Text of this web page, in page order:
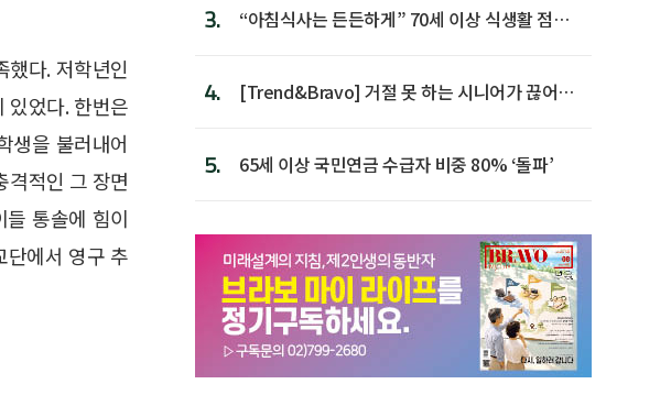
다. 저학년인
있었다. 한번은
생을 불러내어
격적인 그 장면
통솔에 힘이
단에서 영구 추
3.
“아침식사는 든든하게” 70세 이상 식생활 점수
4.
[Trend&Bravo] 거절 못 하는 시니어가 끊어야
5. 65세 이상 국민연금 수급자 비중 80% ‘돌파’